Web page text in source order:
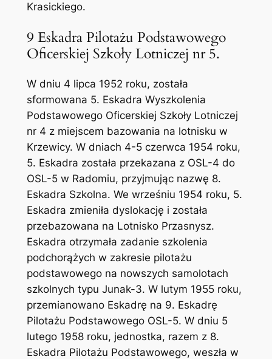
Krasickiego.
9 Eskadra Pilotażu Podstawowego
Oficerskiej Szkoły Lotniczej nr 5.
W dniu 4 lipca 1952 roku, została
sformowana 5. Eskadra Wyszkolenia
Podstawowego Oficerskiej Szkoły Lotniczej
nr 4 z miejscem bazowania na lotnisku w
Krzewicy. W dniach 4-5 czerwca 1954 roku,
5. Eskadra została przekazana z OSL-4 do
OSL-5 w Radomiu, przyjmując nazwę 8.
Eskadra Szkolna. We wrześniu 1954 roku, 5.
Eskadra zmieniła dyslokację i została
przebazowana na Lotnisko Przasnysz.
Eskadra otrzymała zadanie szkolenia
podchorążych w zakresie pilotażu
podstawowego na nowszych samolotach
szkolnych typu Junak-3. W lutym 1955 roku,
przemianowano Eskadrę na 9. Eskadrę
Pilotażu Podstawowego OSL-5. W dniu 5
lutego 1958 roku, jednostka, razem z 8.
Eskadra Pilotażu Podstawowego, weszła w